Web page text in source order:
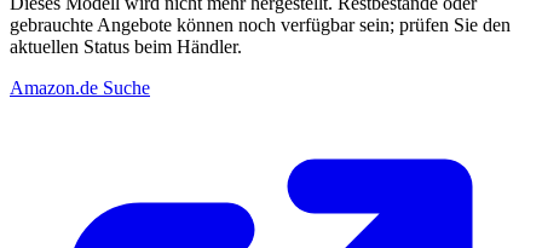
gebrauchte Angebote können noch verfügbar sein; prüfen Sie den
aktuellen Status beim Händler.
Amazon.de Suche